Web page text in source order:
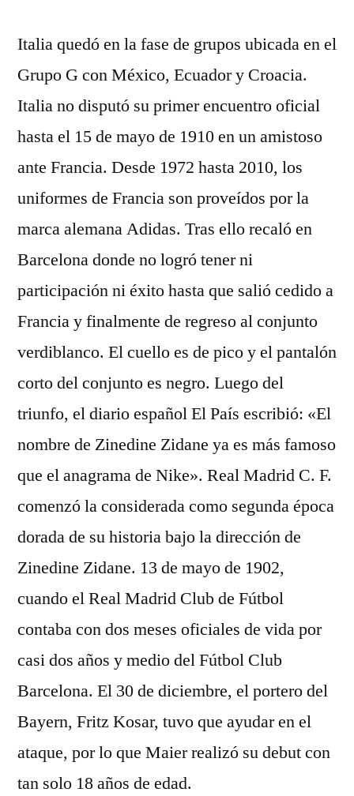
Italia quedó en la fase de grupos ubicada en el
Grupo G con México, Ecuador y Croacia.
Italia no disputó su primer encuentro oficial
hasta el 15 de mayo de 1910 en un amistoso
ante Francia. Desde 1972 hasta 2010, los
uniformes de Francia son proveídos por la
marca alemana Adidas. Tras ello recaló en
Barcelona donde no logró tener ni
participación ni éxito hasta que salió cedido a
Francia y finalmente de regreso al conjunto
verdiblanco. El cuello es de pico y el pantalón
corto del conjunto es negro. Luego del
triunfo, el diario español El País escribió: «El
nombre de Zinedine Zidane ya es más famoso
que el anagrama de Nike». Real Madrid C. F.
comenzó la considerada como segunda época
dorada de su historia bajo la dirección de
Zinedine Zidane. 13 de mayo de 1902,
cuando el Real Madrid Club de Fútbol
contaba con dos meses oficiales de vida por
casi dos años y medio del Fútbol Club
Barcelona. El 30 de diciembre, el portero del
Bayern, Fritz Kosar, tuvo que ayudar en el
ataque, por lo que Maier realizó su debut con
tan solo 18 años de edad.